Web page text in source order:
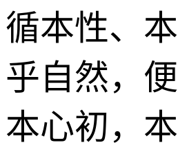
循本性、
乎自然，便
本心初，本